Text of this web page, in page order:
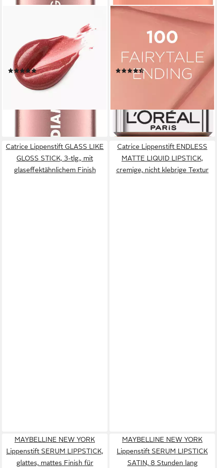
Lippenstift DIAMOND GLAZE
GLOSS STICK, glänzendes
Finish mit intensivem Glow,
pflegend wie ein Balsam
(1)
3,99 € UVP4,99 €
(2.493,75 €/ 1 kg)
lieferbar - in 5-6 Werktagen bei dir
L'ORÉAL PARIS
Lippenstift INFAILLIBLE
MATTE RESISTANCE 16H,
Look, langanhaltende Formel
(10)
12,99 € UVP 14,99 €
lieferbar - in 2-3 Werktagen bei dir
+4
Catrice Lippenstift GLASS LIKE
GLOSS STICK, 3-tlg., mit
glaseffektähnlichem Finish
Catrice Lippenstift ENDLESS
MATTE LIQUID LIPSTICK,
cremige, nicht klebrige Textur
MAYBELLINE NEW YORK
Lippenstift SERUM LIPPSTICK,
glattes, mattes Finish für
MAYBELLINE NEW YORK
Lippenstift SERUM LIPSTICK
SATIN, 8 Stunden lang